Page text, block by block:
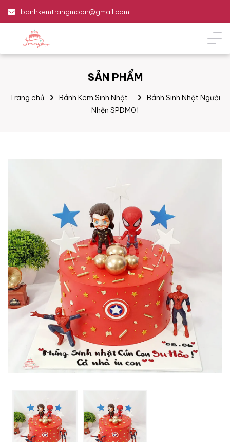
banhkemtrangmoon@gmail.com
SẢN PHẨM
Trang chủ Bánh Kem Sinh Nhật
Bánh Sinh Nhật Người
Nhện SPDM01